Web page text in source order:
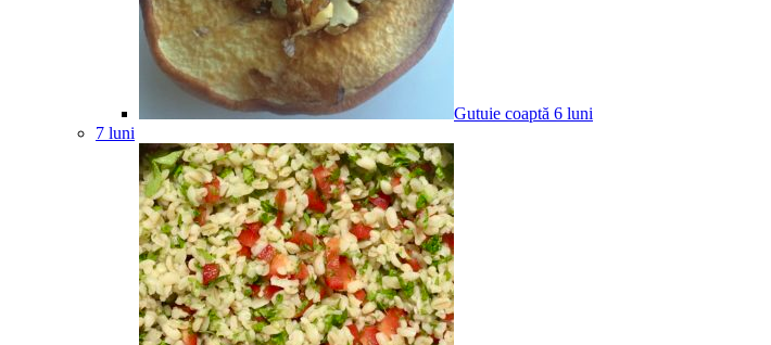
Gutuie coaptă 6 luni
7 luni